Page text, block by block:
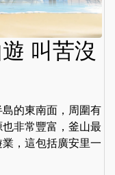
叫苦沒
的東南面，周圍有
非常豐富，釜山最
，這包括廣安里一